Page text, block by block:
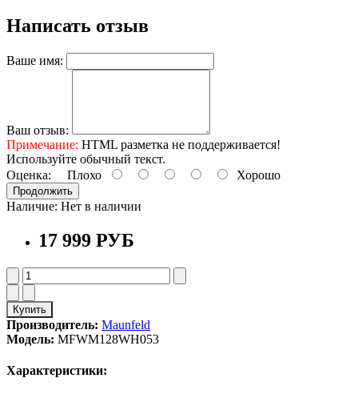
Написать отзыв
Ваше имя:
Ваш отзыв:
Примечание: HTML разметка не поддерживается!
Используйте обычный текст.
Оценка: Плохо Хорошо
Продолжить
Наличие: Нет в наличии
17 999 РУБ
Купить
Производитель: Maunfeld
Модель: MFWM128WH053
Характеристики: